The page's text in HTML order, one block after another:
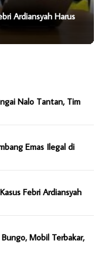
Ardiansyah Harus
Nalo Tantan, Tim
Emas Ilegal di
Febri Ardiansyah
Mobil Terbakar,